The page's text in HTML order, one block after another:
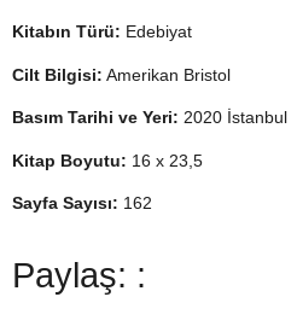
Kitabın Türü: Edebiyat
Cilt Bilgisi: Amerikan Bristol
Basım Tarihi ve Yeri: 2020 İstanbul
Kitap Boyutu: 16 x 23,5
Sayfa Sayısı: 162
Paylaş: :